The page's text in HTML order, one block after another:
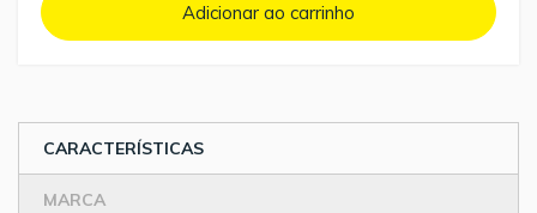
Adicionar ao carrinho
CARACTERÍSTICAS
MARCA